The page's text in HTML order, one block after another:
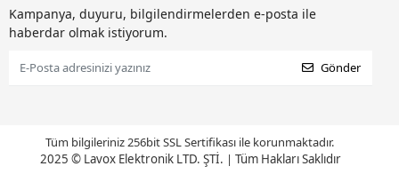
Kampanya, duyuru, bilgilendirmelerden e-posta ile
haberdar olmak istiyorum.
Gönder
Tüm bilgileriniz 256bit SSL Sertifikası ile korunmaktadır.
2025 © Lavox Elektronik LTD. ŞTİ. | Tüm Hakları Saklıdır